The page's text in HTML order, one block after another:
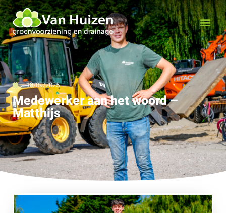
18/09/2025
Medewerker aan het woord –
Matthijs